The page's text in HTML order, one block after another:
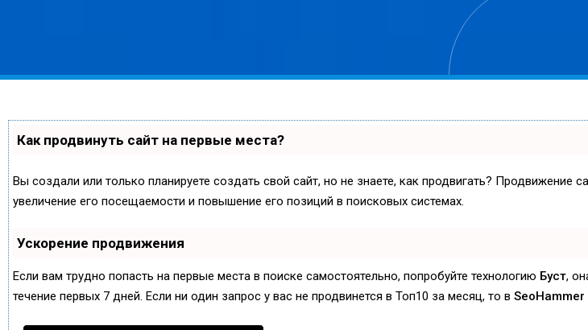
Как продвинуть сайт на первые места?
Вы создали или только планируете создать свой сайт, но не знаете, как продвигать? Продвижение
увеличение его посещаемости и повышение его позиций в поисковых системах.
Ускорение продвижения
Если вам трудно попасть на первые места в поиске самостоятельно, попробуйте технологию Буст,
течение первых 7 дней. Если ни один запрос у вас не продвинется в Топ10 за месяц, то в SeoHammer